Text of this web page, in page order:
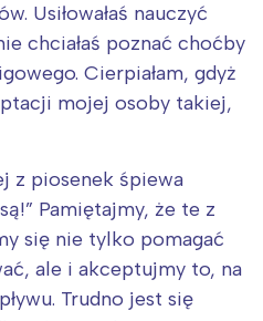
Usiłowałaś nauczyć
chciałaś poznać choćby
Cierpiałam, gdyż
mojej osoby takiej,
z piosenek śpiewa
Pamiętajmy, że te z
się nie tylko pomagać
ale i akceptujmy to, na
Trudno jest się